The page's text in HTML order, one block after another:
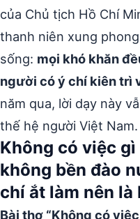
của Chủ tịch Hồ Chí
thanh niên xung
sống: mọi khó khăn
người có ý chí kiên trì
năm qua, lời dạy này
thế hệ người Việt Nam.
Không có việc
không bền đào
chí ắt làm nên là
Bài thơ “Không có